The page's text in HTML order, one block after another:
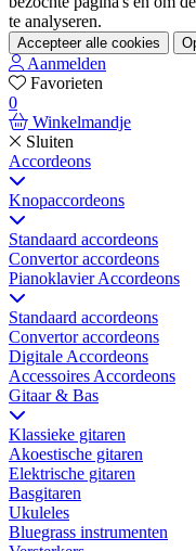
te analyseren.
Accepteer alle cookies
Aanmelden
Favorieten
0
Winkelmandje
Sluiten
Accordeons
Knopaccordeons
Standaard accordeons
Convertor accordeons
Pianoklavier Accordeons
Standaard accordeons
Convertor accordeons
Digitale Accordeons
Accessoires Accordeons
Gitaar & Bas
Klassieke gitaren
Akoestische gitaren
Elektrische gitaren
Basgitaren
Ukuleles
Bluegrass instrumenten